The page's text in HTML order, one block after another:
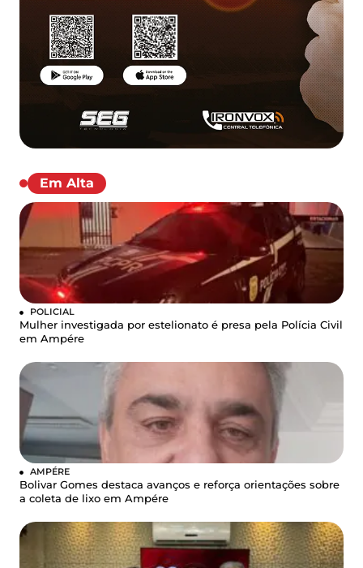
Em Alta
POLICIAL
Mulher investigada por estelionato é presa pela Polícia Civil
em Ampére
AMPÉRE
Bolivar Gomes destaca avanços e reforça orientações sobre
a coleta de lixo em Ampére